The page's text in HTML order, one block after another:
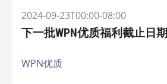
2024-09-23T00:00-08:00
下一批WPN优质福利截止日期
WPN优质